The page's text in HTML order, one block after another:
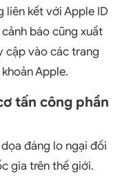
liên kết với Apple ID
báo cũng xuất
cập vào các trang
Apple.
tấn công phần
đáng lo ngại đối
gia trên thế giới.